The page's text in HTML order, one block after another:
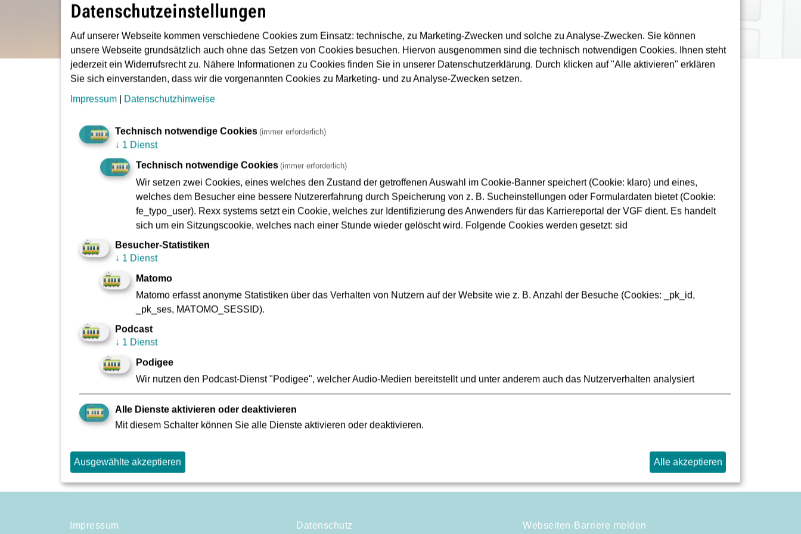
Sie sind hier: VGF Tickets, Tarife & Pläne Tickets & Kauf Einzelfahrkarten
Einfach und direkt ans Ziel
Das Ticket für eine einfache und direkte Fahrt mit öffentlichen Verkehrsmitteln, ohne Rückweg, längere Unterbrechung und Umweg.
Die Einzelfahrkarte
Die Kurzstreckenkarte
Die Anschlussfahrkarte
Die Einzelzuschlagskarte (1. Klasse)
Impressum Datenschutz Webseiten-Barriere melden
Datenschutzeinstellungen
Auf unserer Webseite kommen verschiedene Cookies zum Einsatz: technische, zu Marketing-Zwecken und solche zu Analyse-Zwecken. Sie können
unsere Webseite grundsätzlich auch ohne das Setzen von Cookies besuchen. Hiervon ausgenommen sind die technisch notwendigen Cookies. Ihnen steht
jederzeit ein Widerrufsrecht zu. Nähere Informationen zu Cookies finden Sie in unserer Datenschutzerklärung. Durch klicken auf "Alle aktivieren" erklären
Sie sich einverstanden, dass wir die vorgenannten Cookies zu Marketing- und zu Analyse-Zwecken setzen.
Impressum
Datenschutzhinweise
Technisch notwendige Cookies (immer erforderlich)
↓ 1 Dienst
Technisch notwendige Cookies (immer erforderlich)
Wir setzen zwei Cookies, eines welches den Zustand der getroffenen Auswahl im Cookie-Banner speichert (Cookie: klaro) und eines,
welches dem Besucher eine bessere Nutzererfahrung durch Speicherung von z. B. Sucheinstellungen oder Formulardaten bietet (Cookie:
fe_typo_user). Rexx systems setzt ein Cookie, welches zur Identifizierung des Anwenders für das Karriereportal der VGF dient. Es handelt
sich um ein Sitzungscookie, welches nach einer Stunde wieder gelöscht wird. Folgende Cookies werden gesetzt: sid
Besucher-Statistiken
↓ 1 Dienst
Matomo
Matomo erfasst anonyme Statistiken über das Verhalten von Nutzern auf der Website wie z. B. Anzahl der Besuche (Cookies: _pk_id,
_pk_ses, MATOMO_SESSID).
Podcast
↓ 1 Dienst
Podigee
Wir nutzen den Podcast-Dienst "Podigee", welcher Audio-Medien bereitstellt und unter anderem auch das Nutzerverhalten analysiert
Alle Dienste aktivieren oder deaktivieren
Mit diesem Schalter können Sie alle Dienste aktivieren oder deaktivieren.
Ausgewählte akzeptieren Alle akzeptieren